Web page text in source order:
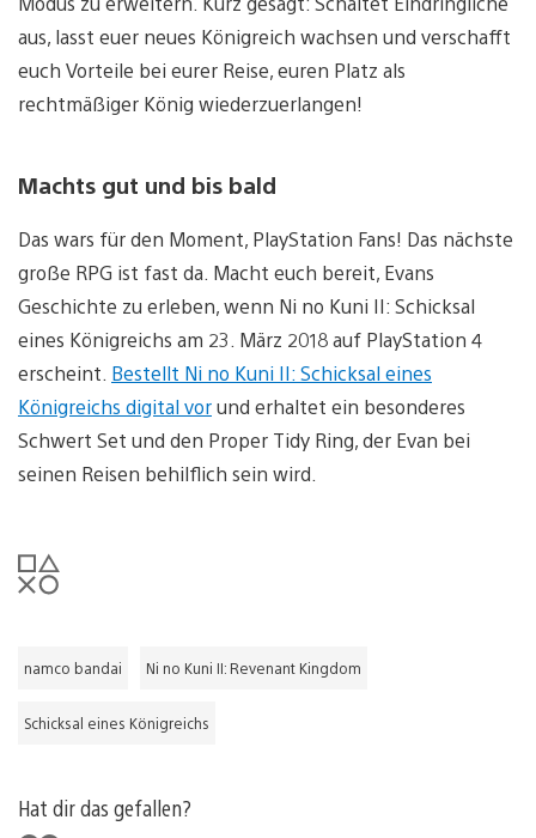
aus, lasst euer neues Königreich wachsen und verschafft
euch Vorteile bei eurer Reise, euren Platz als
rechtmäßiger König wiederzuerlangen!
Machts gut und bis bald
Das wars für den Moment, PlayStation Fans! Das nächste
große RPG ist fast da. Macht euch bereit, Evans
Geschichte zu erleben, wenn Ni no Kuni II: Schicksal
eines Königreichs am 23. März 2018 auf PlayStation 4
erscheint. Bestellt Ni no Kuni II: Schicksal eines
Königreichs digital vorund erhaltet ein besonderes
Schwert Set und den Proper Tidy Ring, der Evan bei
seinen Reisen behilflich sein wird.
namco bandai Ni no Kuni II: Revenant Kingdom
Schicksal eines Königreichs
Hat dir das gefallen?